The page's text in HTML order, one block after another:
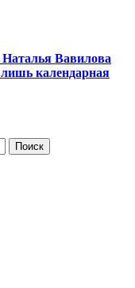
Вавилова
календарная